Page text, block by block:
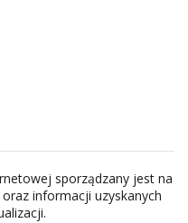
sporządzany jest na
informacji uzyskanych